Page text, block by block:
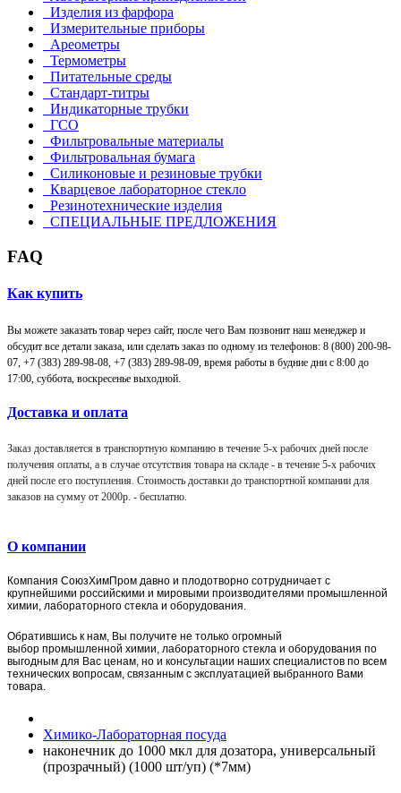
Изделия из фарфора
Измерительные приборы
Ареометры
Термометры
Питательные среды
Стандарт-титры
Индикаторные трубки
ГСО
Фильтровальные материалы
Фильтровальная бумага
Силиконовые и резиновые трубки
Кварцевое лабораторное стекло
Резинотехнические изделия
СПЕЦИАЛЬНЫЕ ПРЕДЛОЖЕНИЯ
FAQ
Как купить
Вы можете заказать товар через сайт, после чего Вам позвонит наш менеджер и
обсудит все детали заказа, или сделать заказ по одному из телефонов: 8 (800) 200-98-
07, +7 (383) 289-98-08, +7 (383) 289-98-09, время работы в будние дни с 8:00 до
17:00, суббота, воскресенье выходной.
Доставка и оплата
Заказ доставляется в транспортную компанию в течение 5-х рабочих дней после
получения оплаты, а в случае отсутствия товара на складе - в течение 5-х рабочих
дней после его поступления. Стоимость доставки до транспортной компании для
заказов на сумму от 2000р. - бесплатно.
О компании
Компания СоюзХимПром давно и плодотворно сотрудничает с
крупнейшими российскими и мировыми производителями промышленной
химии, лабораторного стекла и оборудования.
Обратившись к нам, Вы получите не только огромный
выбор промышленной химии, лабораторного стекла и оборудования по
выгодным для Вас ценам, но и консультации наших специалистов по всем
технических вопросам, связанным с эксплуатацией выбранного Вами
товара.
Химико-Лабораторная посуда
наконечник до 1000 мкл для дозатора, универсальный
(прозрачный) (1000 шт/уп) (*7мм)